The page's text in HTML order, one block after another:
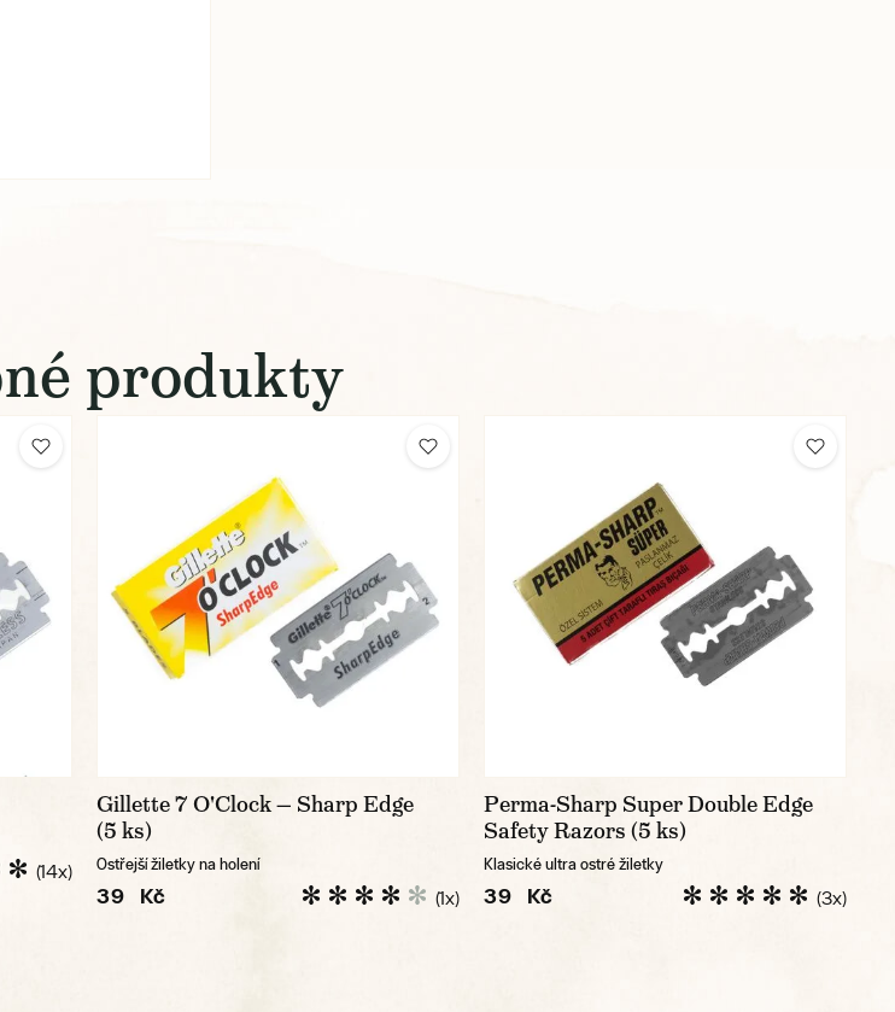
produkty
(14x)
Gillette 7 O'Clock — Sharp Edge
(5 ks)
Ostřejší žiletky na holení
39 Kč (1x)
Perma-Sharp Super Double Edge
Safety Razors (5 ks)
Klasické ultra ostré žiletky
39 Kč (3x)